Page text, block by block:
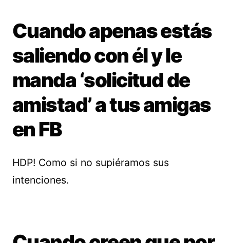
Cuando apenas estás
saliendo con él y le
manda ‘solicitud de
amistad’ a tus amigas
en FB
HDP! Como si no supiéramos sus
intenciones.